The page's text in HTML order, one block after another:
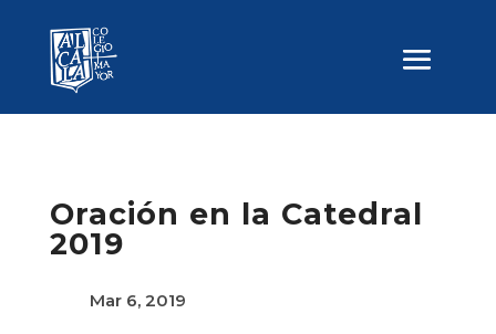
Oración en la Catedral
2019
Mar 6, 2019